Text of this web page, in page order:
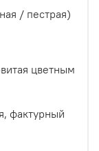
/ пестрая)
цветным
фактурный